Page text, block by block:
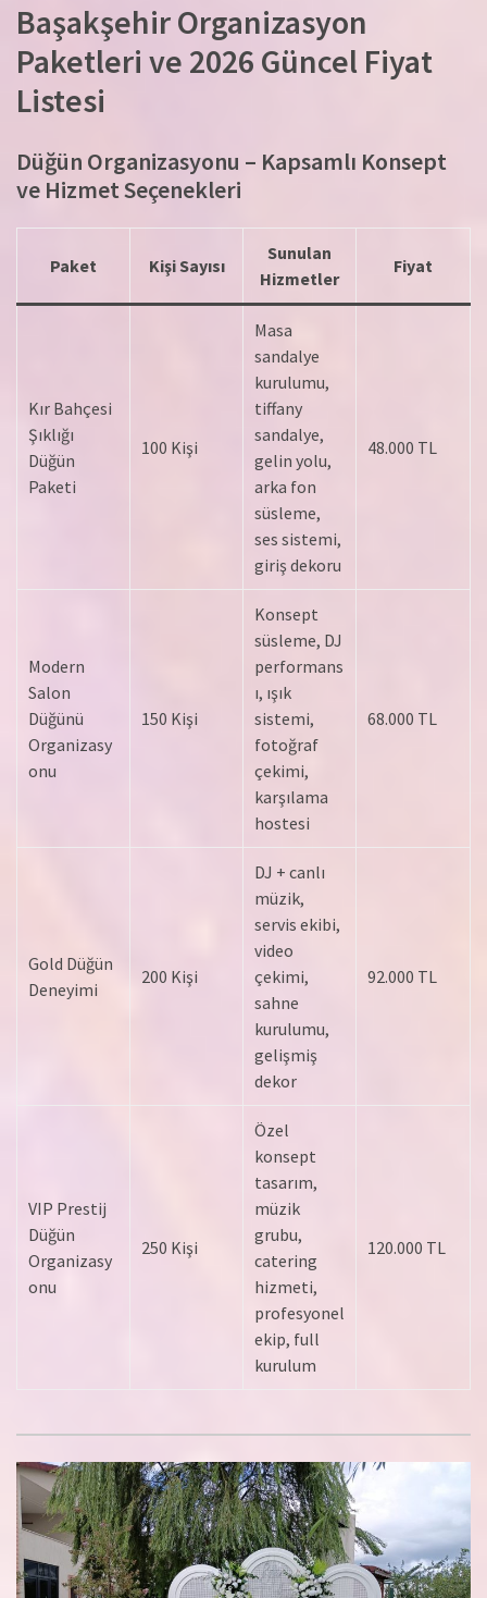
Başakşehir Organizasyon
Paketleri ve 2026 Güncel Fiyat
Listesi
Düğün Organizasyonu – Kapsamlı Konsept
ve Hizmet Seçenekleri
Paket Kişi Sayısı
Sunulan
Hizmetler
Fiyat
Kır Bahçesi
Şıklığı
Düğün
Paketi
100 Kişi
Masa
sandalye
kurulumu,
tiffany
sandalye,
gelin yolu,
arka fon
süsleme,
ses sistemi,
giriş dekoru
48.000 TL
Modern
Salon
Düğünü
Organizasy
onu
150 Kişi
Konsept
süsleme, DJ
performans
ı, ışık
sistemi,
fotoğraf
çekimi,
karşılama
hostesi
68.000 TL
Gold Düğün
Deneyimi
200 Kişi
DJ + canlı
müzik,
servis ekibi,
video
çekimi,
sahne
kurulumu,
gelişmiş
dekor
92.000 TL
VIP Prestij
Düğün
Organizasy
onu
250 Kişi
Özel
konsept
tasarım,
müzik
grubu,
catering
hizmeti,
profesyonel
ekip, full
kurulum
120.000 TL